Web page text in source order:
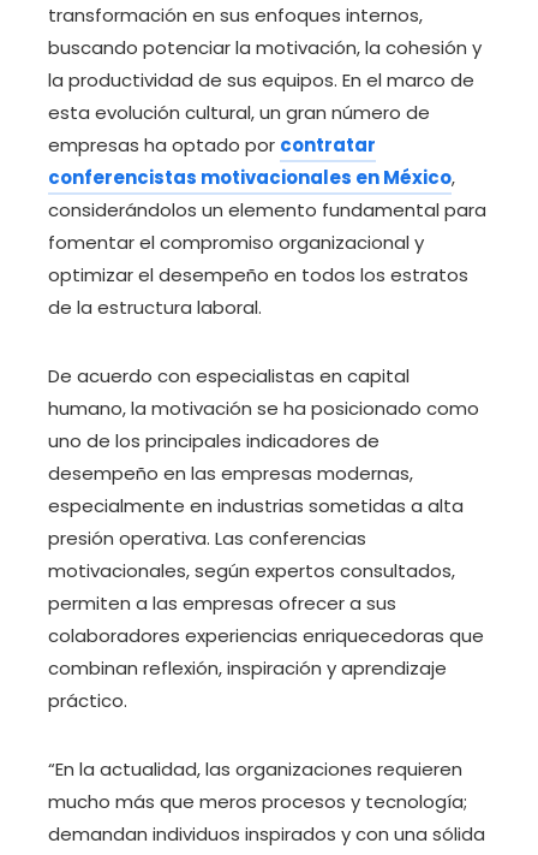
transformación en sus enfoques internos,
buscando potenciar la motivación, la cohesión y
la productividad de sus equipos. En el marco de
esta evolución cultural, un gran número de
empresas ha optado por contratar
conferencistas motivacionales en México,
considerándolos un elemento fundamental para
fomentar el compromiso organizacional y
optimizar el desempeño en todos los estratos
de la estructura laboral.
De acuerdo con especialistas en capital
humano, la motivación se ha posicionado como
uno de los principales indicadores de
desempeño en las empresas modernas,
especialmente en industrias sometidas a alta
presión operativa. Las conferencias
motivacionales, según expertos consultados,
permiten a las empresas ofrecer a sus
colaboradores experiencias enriquecedoras que
combinan reflexión, inspiración y aprendizaje
práctico.
“En la actualidad, las organizaciones requieren
mucho más que meros procesos y tecnología;
demandan individuos inspirados y con una sólida